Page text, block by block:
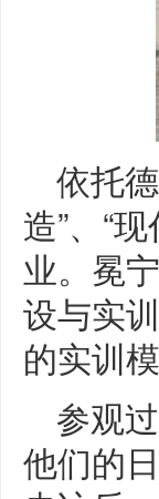
依托
造”、“
业。冕
设与实
的实训
参观
他们的